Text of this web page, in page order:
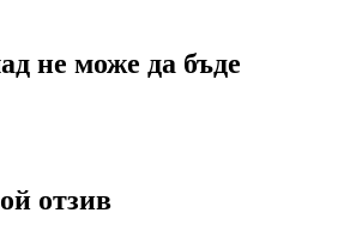
не може да бъде
отзив